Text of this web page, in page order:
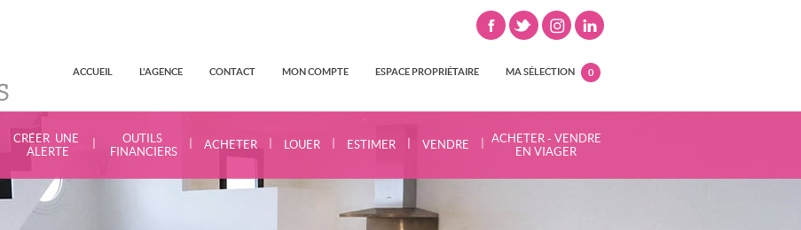
ACCUEIL L'AGENCE CONTACT MON COMPTE ESPACE PROPRIÉTAIRE MA SÉLECTION 0
CRÉER UNE
ALERTE
OUTILS
FINANCIERS
ACHETER LOUER ESTIMER VENDRE
ACHETER - VENDRE
EN VIAGER